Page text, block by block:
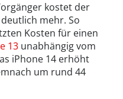
kostet der
mehr. So
Kosten für einen
13 unabhängig vom
iPhone 14 erhöht
um rund 44